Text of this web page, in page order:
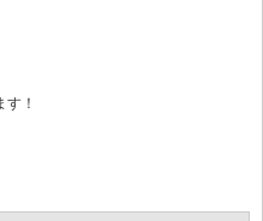
！